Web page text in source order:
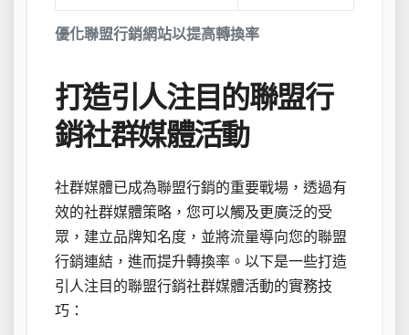
優化聯盟行銷網站以提高轉換率
打造引人注目的聯盟行
銷社群媒體活動
社群媒體已成為聯盟行銷的重要戰場，透過有
效的社群媒體策略，您可以觸及更廣泛的受
眾，建立品牌知名度，並將流量導向您的聯盟
行銷連結，進而提升轉換率。以下是一些打造
引人注目的聯盟行銷社群媒體活動的實務技
巧：